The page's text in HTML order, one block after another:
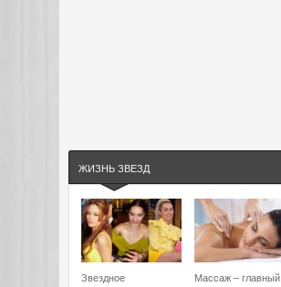
ЖИЗНЬ ЗВЕЗД
Звездное
Массаж – главный